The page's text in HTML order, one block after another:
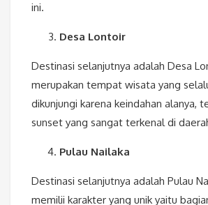
ini.
Desa Lontoir
Destinasi selanjutnya adalah Desa
merupakan tempat wisata yang
dikunjungi karena keindahan alanya,
sunset yang sangat terkenal di
Pulau Nailaka
Destinasi selanjutnya adalah Pulau
memilii karakter yang unik yaitu